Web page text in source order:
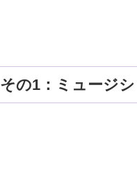
その1：ミュージ